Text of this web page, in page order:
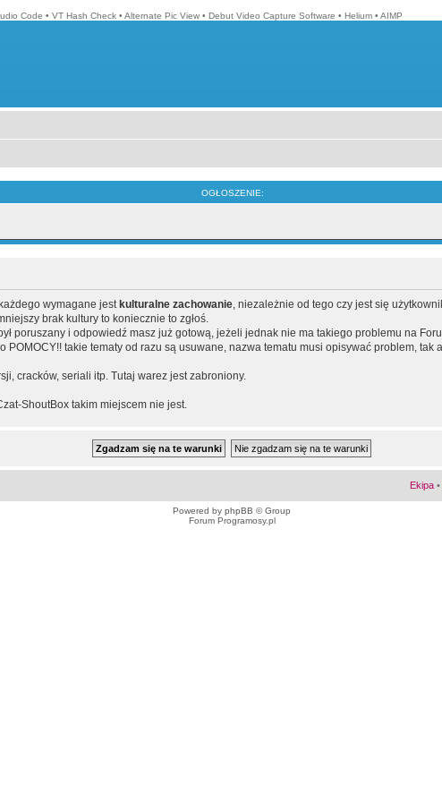
Code • VT Hash Check • Alternate Pic View • Debut Video Capture Software • Helium • AIMP
OGŁOSZENIE:
wymagane jest kulturalne zachowanie, niezależnie od tego czy jest się
brak kultury to koniecznie to zgłoś.
poruszany i odpowiedź masz już gotową, jeżeli jednak nie ma takiego problemu na
takie tematy od razu są usuwane, nazwa tematu musi opisywać problem,
cracków, seriali itp. Tutaj warez jest zabroniony.
ShoutBox takim miejscem nie jest.
Ekipa •
Powered by phpBB © Group
Forum Programosy.pl